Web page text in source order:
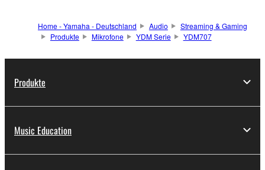
Home - Yamaha - Deutschland Audio
Streaming & Gaming
Produkte
Mikrofone YDM Serie YDM707
Produkte
Music Education